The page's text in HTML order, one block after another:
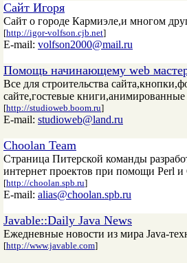
Сайт Игоря
Сайт о городе Кармиэле,и многом
[http://igor-volfson.cjb.net]
E-mail: volfson2000@mail.ru
Помощь начинающему web
Все для строительства
сайте,гостевые
[http://studioweb.boom.ru]
E-mail: studioweb@land.ru
Choolan Team
Страница Питерской команды
интернет проектов при помощи Perl и
[http://choolan.spb.ru]
E-mail: alias@choolan.spb.ru
Javable::Daily Java News
Ежедневные новости из мира Java-
[http://www.javable.com]